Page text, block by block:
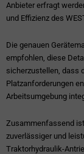
Anbieter erfragt
und Effizienz des
Die genauen
empfohlen, diese
sicherzustellen, dass
Platzanforderungen
Arbeitsumgebung
Zusammenfassend ist
zuverlässiger und
Traktorhydraulik-